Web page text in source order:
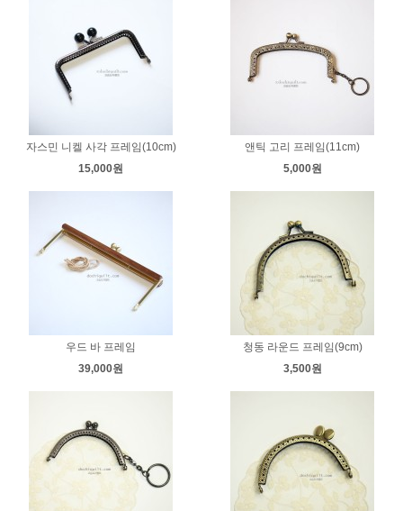
자스민 니켈 사각 프레임(10cm)
15,000원
앤틱 고리 프레임(11cm)
5,000원
우드 바 프레임
39,000원
청동 라운드 프레임(9cm)
3,500원